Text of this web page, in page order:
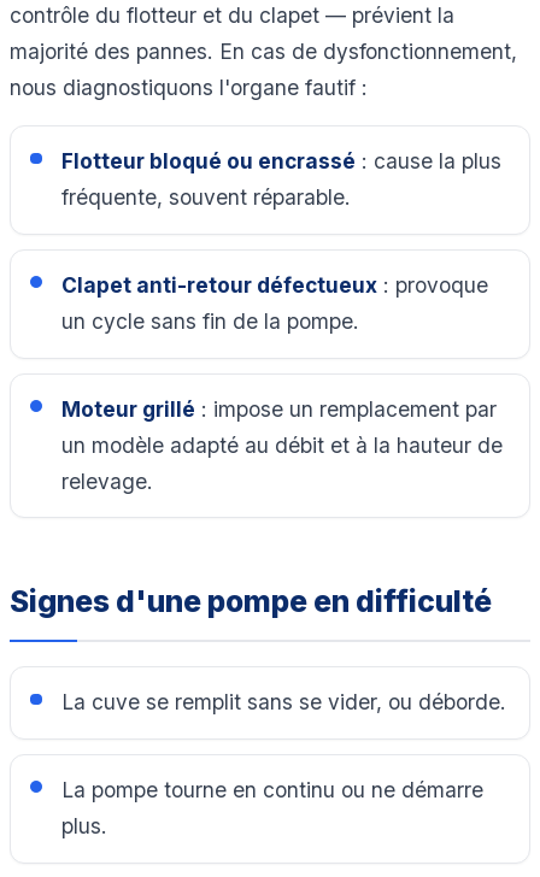
contrôle du flotteur et du clapet — prévient la
majorité des pannes. En cas de dysfonctionnement,
nous diagnostiquons l'organe fautif :
Flotteur bloqué ou encrassé : cause la plus
fréquente, souvent réparable.
Clapet anti-retour défectueux: provoque
un cycle sans fin de la pompe.
Moteur grillé : impose un remplacement par
un modèle adapté au débit et à la hauteur de
relevage.
Signes d'une pompe en difficulté
La cuve se remplit sans se vider, ou déborde.
La pompe tourne en continu ou ne démarre
plus.